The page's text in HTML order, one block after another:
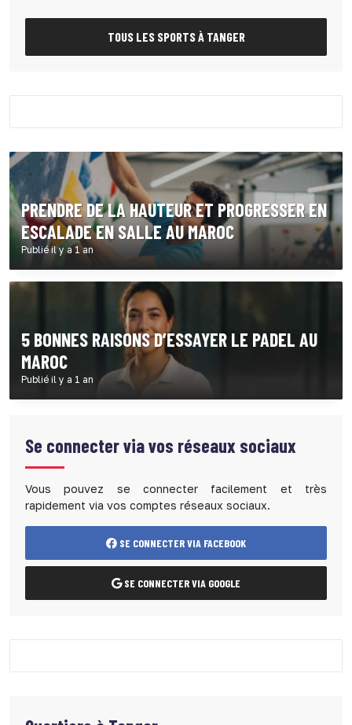
TOUS LES SPORTS À TANGER
PRENDRE DE LA HAUTEUR ET PROGRESSER EN
ESCALADE EN SALLE AU MAROC
Publié il y a 1 an
5 BONNES RAISONS D’ESSAYER LE PADEL AU
MAROC
Publié il y a 1 an
Se connecter via vos réseaux sociaux
Vous pouvez se connecter facilement et très
rapidement via vos comptes réseaux sociaux.
SE CONNECTER VIA FACEBOOK
SE CONNECTER VIA GOOGLE